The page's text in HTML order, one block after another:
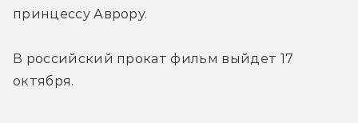
принцессу Аврору.
В российский прокат фильм выйдет 17
октября.